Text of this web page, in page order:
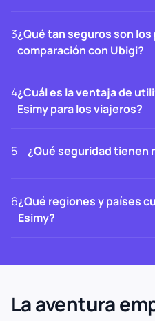
3¿Qué tan seguros son los
comparación con Ubigi?
4¿Cuál es la ventaja de
Esimy para los viajeros?
5 ¿Qué seguridad tienen
6¿Qué regiones y países
Esimy?
La aventura